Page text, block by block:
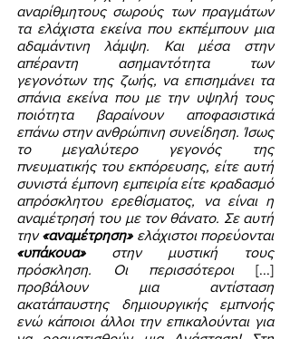
αναρίθμητους σωρούς των πραγμάτων
τα ελάχιστα εκείνα που εκπέμπουν μια
αδαμάντινη λάμψη. Και μέσα στην
απέραντη ασημαντότητα των
γεγονότων της ζωής, να επισημάνει τα
σπάνια εκείνα που με την υψηλή τους
ποιότητα βαραίνουν αποφασιστικά
επάνω στην ανθρώπινη συνείδηση. Ίσως
το μεγαλύτερο γεγονός της
πνευματικής του εκπόρευσης, είτε αυτή
συνιστά έμπονη εμπειρία είτε κραδασμό
απρόσκλητου ερεθίσματος, να είναι η
αναμέτρησή του με τον θάνατο. Σε αυτή
την «αναμέτρηση»
ελάχιστοι πορεύονται
«υπάκουα» στην μυστική τους
πρόσκληση. Οι περισσότεροι
προβάλουν μια αντίσταση
ακατάπαυστης δημιουργικής εμπνοής
ενώ κάποιοι άλλοι την επικαλούνται για